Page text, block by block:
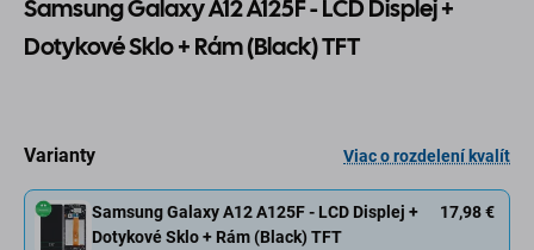
Samsung Galaxy A12 A125F - LCD Displej +
Dotykové Sklo + Rám (Black) TFT
Varianty Viac o rozdelení kvalít
Samsung Galaxy A12 A125F - LCD Displej +
Dotykové Sklo + Rám (Black) TFT
17,98 €